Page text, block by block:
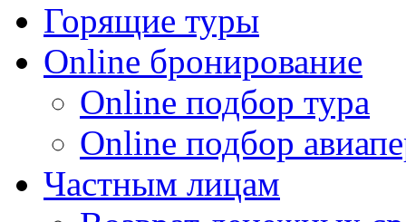
Горящие туры
Online бронирование
Online подбор тура
Online подбор
Частным лицам